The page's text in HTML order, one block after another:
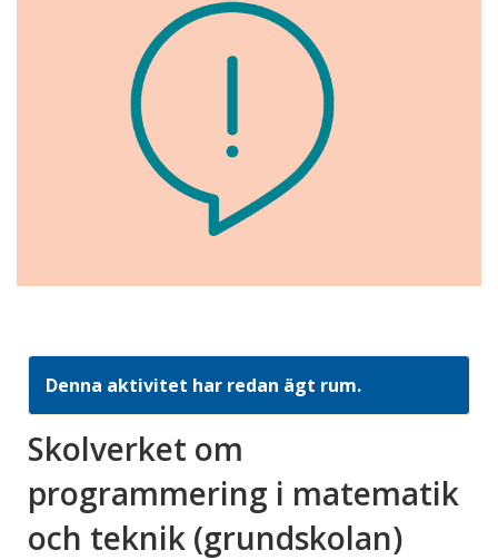
Denna aktivitet har redan ägt rum.
Skolverket om
programmering i matematik
och teknik (grundskolan)